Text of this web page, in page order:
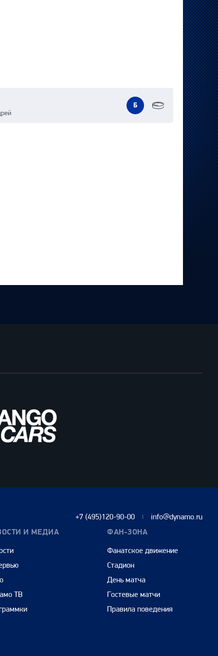
Б
+7 (495)120-90-00 info@dynamo.ru
И МЕДИА
ТВ
ФАН-ЗОНА
Фанатское движение
Стадион
День матча
Гостевые матчи
Правила поведения